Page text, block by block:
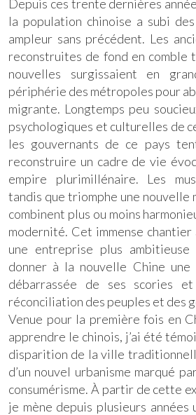
Depuis ces trente dernières
la population chinoise a subi des
ampleur sans précédent. Les
reconstruites de fond en comble
nouvelles surgissaient en
périphérie des métropoles pour
migrante. Longtemps peu
psychologiques et culturelles de
les gouvernants de ce pays
reconstruire un cadre de vie
empire plurimillénaire. Les
tandis que triomphe une nouvelle
combinent plus ou moins
modernité. Cet immense
une entreprise plus
donner à la nouvelle Chine
débarrassée de ses scories
réconciliation des peuples et des
Venue pour la première fois en
apprendre le chinois, j’ai été
disparition de la ville
d’un nouvel urbanisme marqué
consumérisme. À partir de cette
je mène depuis plusieurs années